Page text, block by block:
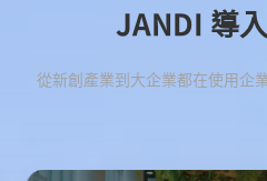
JANDI 導
從新創產業到大企業都在使用企